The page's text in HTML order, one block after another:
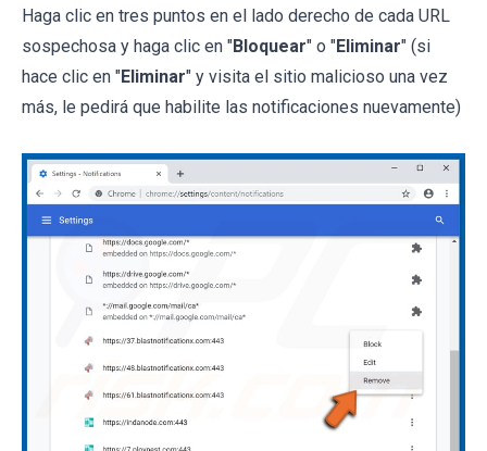
Haga clic en tres puntos en el lado derecho de cada URL
sospechosa y haga clic en "Bloquear" o "Eliminar" (si
hace clic en "Eliminar" y visita el sitio malicioso una vez
más, le pedirá que habilite las notificaciones nuevamente)